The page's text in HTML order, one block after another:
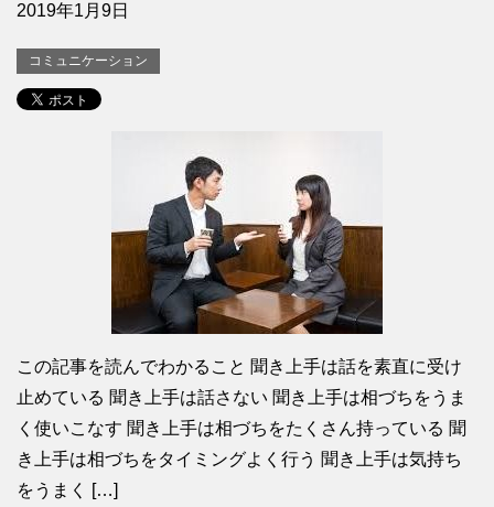
2019年1月9日
コミュニケーション
この記事を読んでわかること 聞き上手は話を素直に受け
止めている 聞き上手は話さない 聞き上手は相づちをうま
く使いこなす 聞き上手は相づちをたくさん持っている 聞
き上手は相づちをタイミングよく行う 聞き上手は気持ち
をうまく […]